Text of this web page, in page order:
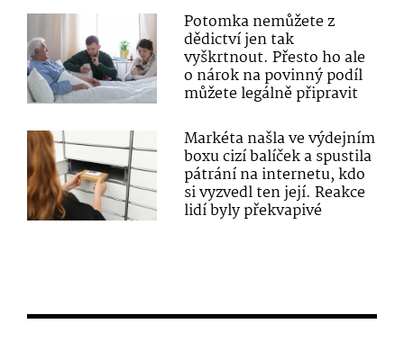
Potomka nemůžete z
dědictví jen tak
vyškrtnout. Přesto ho ale
o nárok na povinný podíl
můžete legálně připravit
Markéta našla ve výdejním
boxu cizí balíček a spustila
pátrání na internetu, kdo
si vyzvedl ten její. Reakce
lidí byly překvapivé